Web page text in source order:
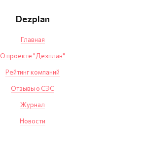
Dezplan
Главная
О проекте "Дезплан"
Рейтинг компаний
Отзывы о СЭС
Журнал
Новости